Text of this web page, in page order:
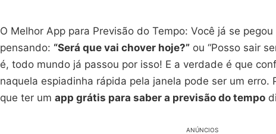
O Melhor App para Previsão do Tempo: Você já se
pensando: “Será que vai chover hoje?” ou “Posso sair
é, todo mundo já passou por isso! E a verdade é que
naquela espiadinha rápida pela janela pode ser um erro.
que ter um app grátis para saber a previsão do tempo
ANÚNCIOS